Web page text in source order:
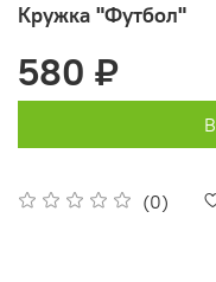
Кружка "Футбол"
(0)
580 ₽